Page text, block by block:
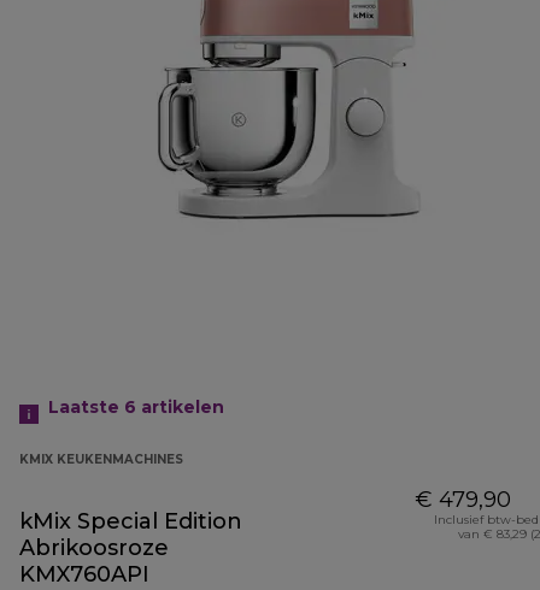
Laatste 6 artikelen
KMIX KEUKENMACHINES
kMix Special Edition
Abrikoosroze
KMX760API
€ 479,90
Inclusief btw-
van € 83,29